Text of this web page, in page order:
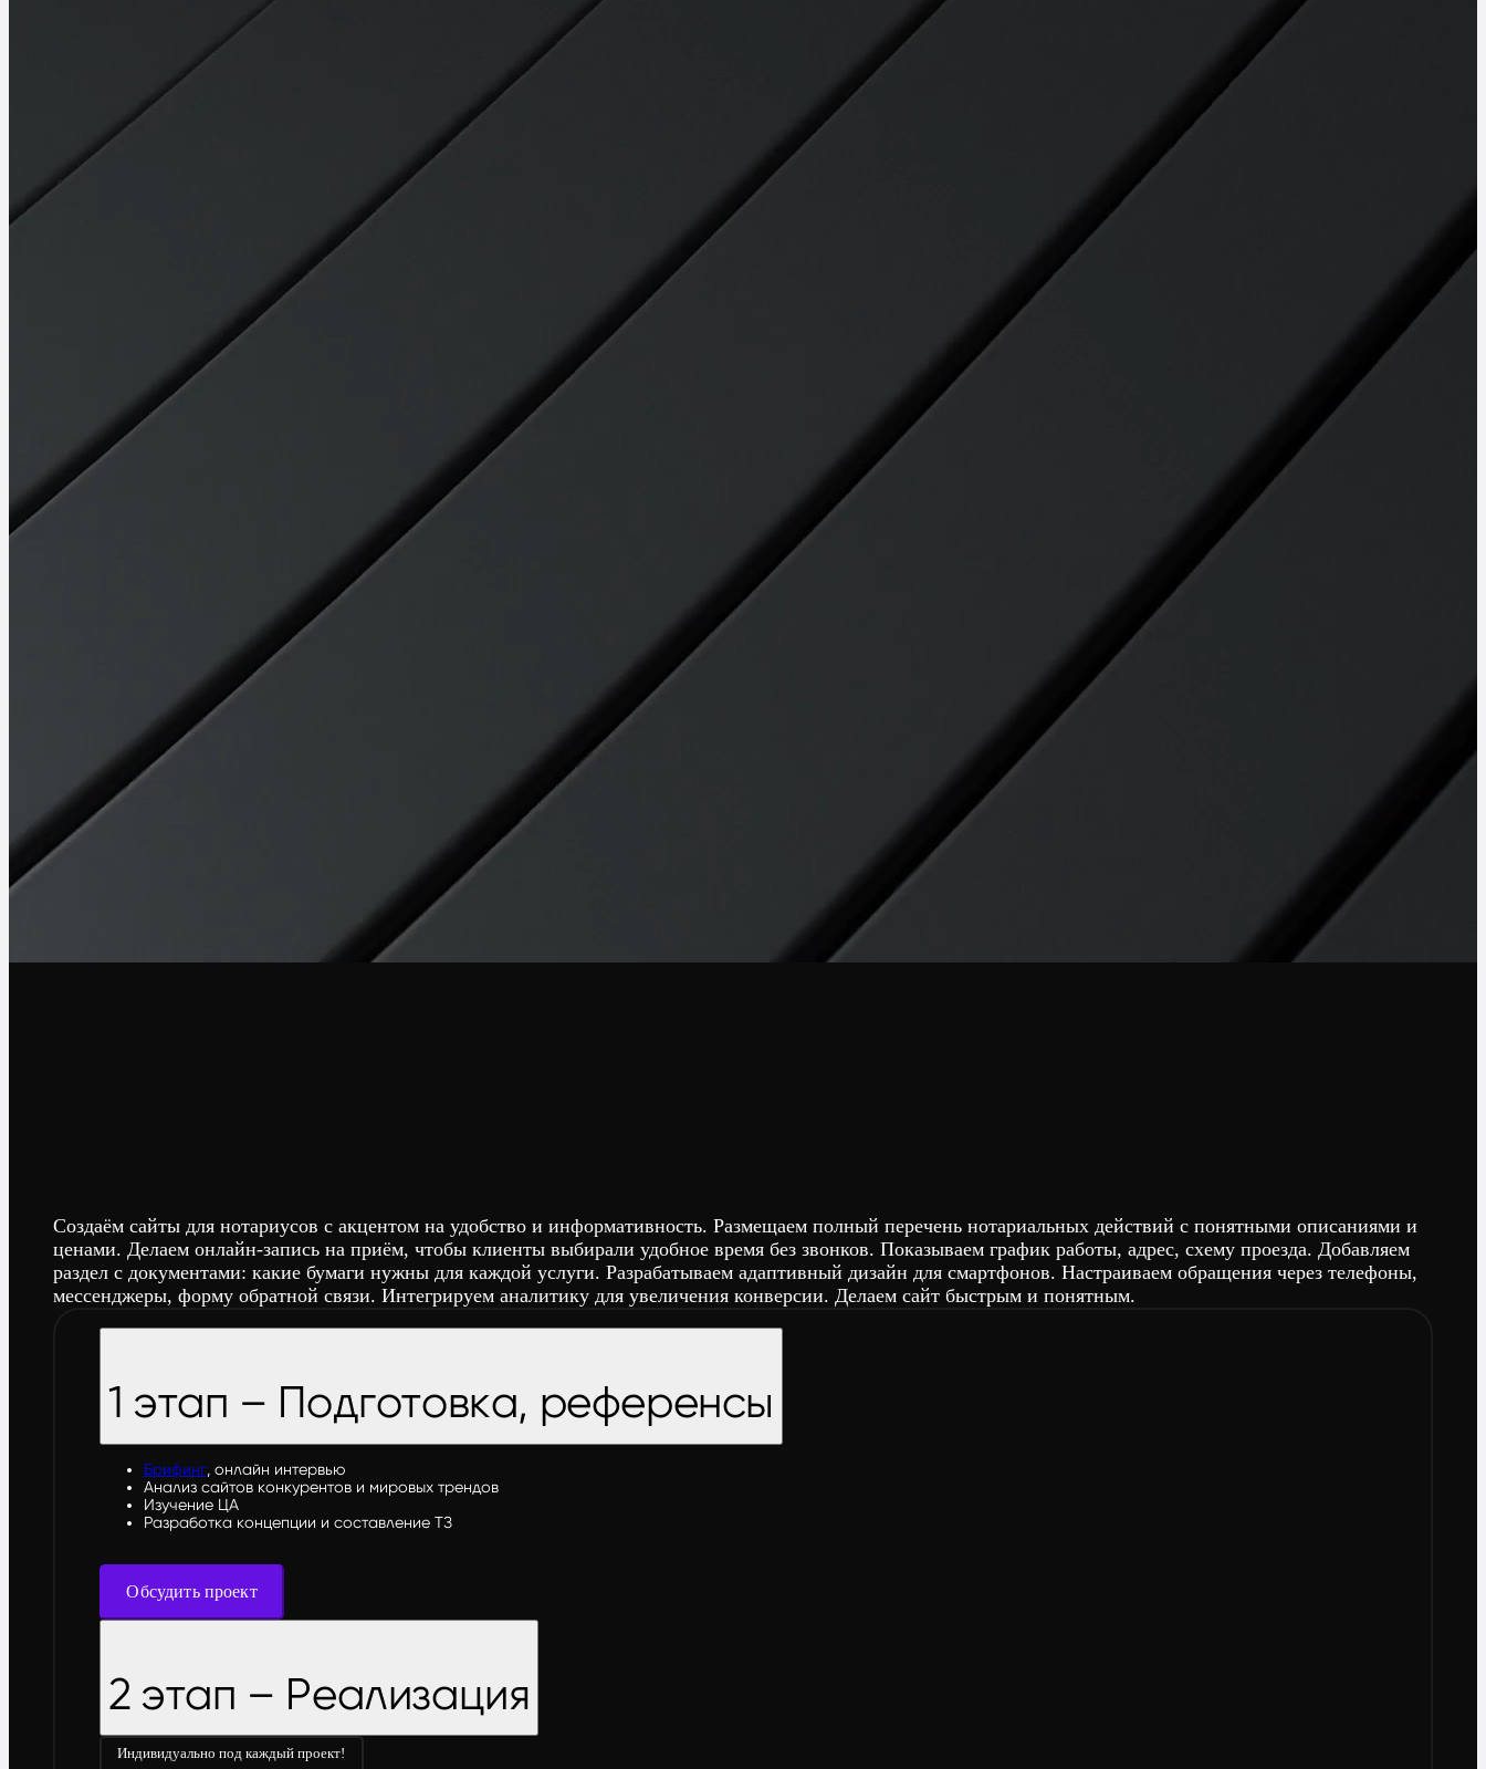
Создаём сайты для нотариусов с акцентом на удобство и информативность. Размещаем полный перечень нотариальных действий с понятными описаниями и
ценами. Делаем онлайн-запись на приём, чтобы клиенты выбирали удобное время без звонков. Показываем график работы, адрес, схему проезда. Добавляем
раздел с документами: какие бумаги нужны для каждой услуги. Разрабатываем адаптивный дизайн для смартфонов. Настраиваем обращения через телефоны,
мессенджеры, форму обратной связи. Интегрируем аналитику для увеличения конверсии. Делаем сайт быстрым и понятным.
1 этап – Подготовка, референсы
Брифинг, онлайн интервью
Анализ сайтов конкурентов и мировых трендов
Изучение ЦА
Разработка концепции и составление ТЗ
Обсудить проект
2 этап – Реализация
Индивидуально под каждый проект!